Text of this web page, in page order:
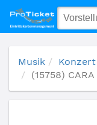
(15758) CARA und
Musik
(15758)